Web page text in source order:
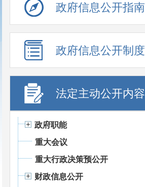
政府信息公开指南
政府信息公开制度
法定主动公开内容
政府职能
重大会议
重大行政决策预公开
财政信息公开